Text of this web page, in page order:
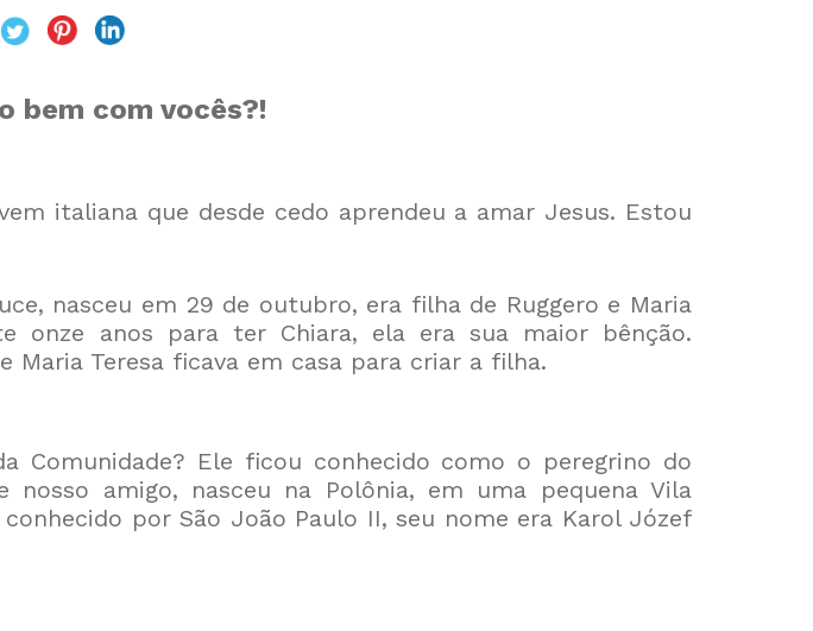
bem com vocês?!
italiana que desde cedo aprendeu a amar Jesus. Estou
nasceu em 29 de outubro, era filha de Ruggero e Maria
onze anos para ter Chiara, ela era sua maior bênção.
Teresa ficava em casa para criar a filha.
Comunidade? Ele ficou conhecido como o peregrino do
amigo, nasceu na Polônia, em uma pequena Vila
por São João Paulo II, seu nome era Karol Józef